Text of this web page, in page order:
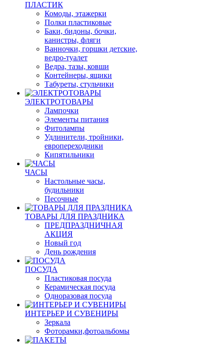
ПЛАСТИК
Комоды, этажерки
Полки пластиковые
Баки, бидоны, бочки,
канистры, фляги
Ванночки, горшки детские,
ведро-туалет
Ведра, тазы, ковши
Контейнеры, ящики
Табуреты, стульчики
ЭЛЕКТРОТОВАРЫ
Лампочки
Элементы питания
Фитолампы
Удлинители, тройники,
европереходники
Кипятильники
ЧАСЫ
Настольные часы,
будильники
Песочные
ТОВАРЫ ДЛЯ ПРАЗДНИКА
ПРЕДПРАЗДНИЧНАЯ
АКЦИЯ
Новый год
День рождения
ПОСУДА
Пластиковая посуда
Керамическая посуда
Одноразовая посуда
ИНТЕРЬЕР И СУВЕНИРЫ
Зеркала
Фоторамки,фотоальбомы